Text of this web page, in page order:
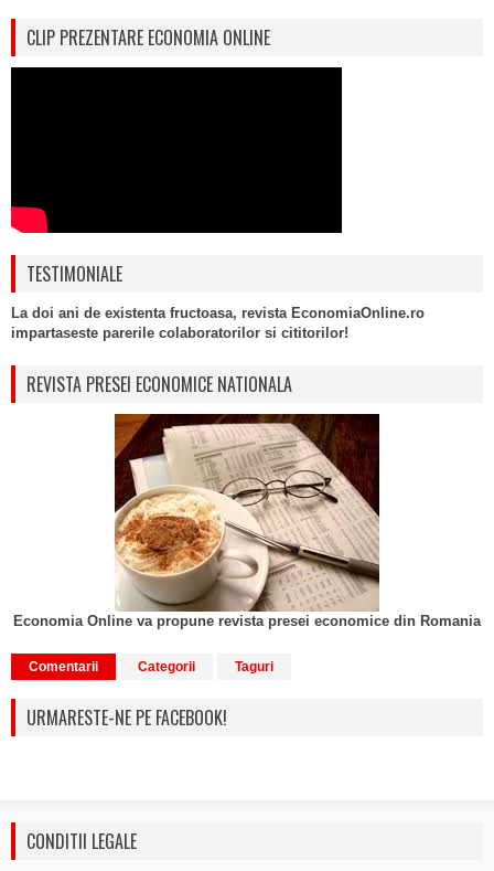
CLIP PREZENTARE ECONOMIA ONLINE
TESTIMONIALE
La doi ani de existenta fructoasa, revista EconomiaOnline.ro
impartaseste parerile colaboratorilor si cititorilor!
REVISTA PRESEI ECONOMICE NATIONALA
Economia Online va propune revista presei economice din Romania
Comentarii Categorii Taguri
URMARESTE-NE PE FACEBOOK!
CONDITII LEGALE